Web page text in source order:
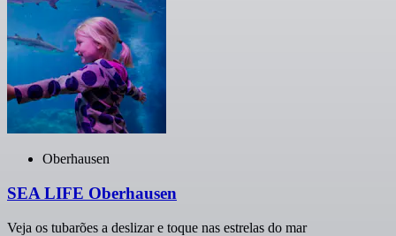
Oberhausen
SEA LIFE Oberhausen
Veja os tubarões a deslizar e toque nas estrelas do mar